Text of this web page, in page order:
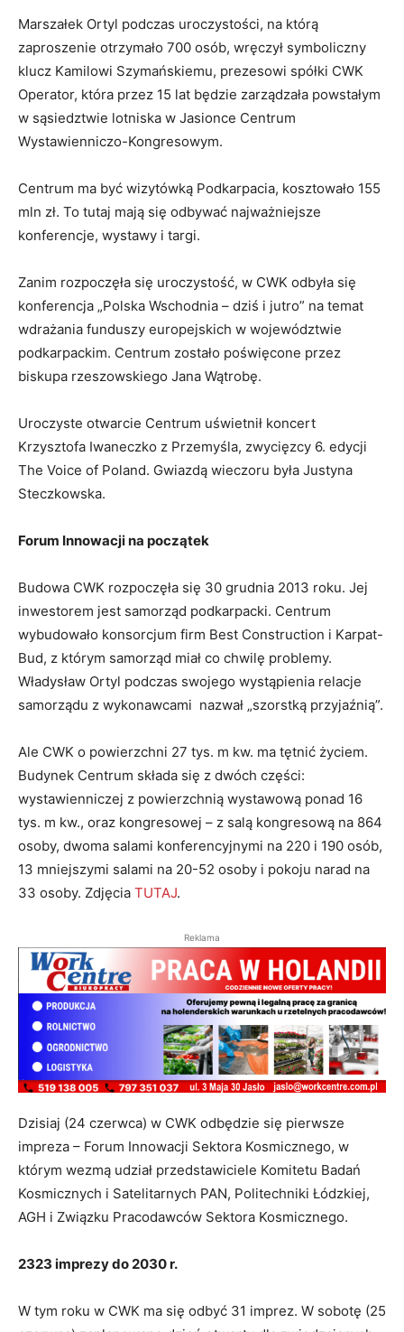
Marszałek Ortyl podczas uroczystości, na którą
zaproszenie otrzymało 700 osób, wręczył symboliczny
klucz Kamilowi Szymańskiemu, prezesowi spółki CWK
Operator, która przez 15 lat będzie zarządzała powstałym
w sąsiedztwie lotniska w Jasionce Centrum
Wystawienniczo-Kongresowym.
Centrum ma być wizytówką Podkarpacia, kosztowało 155
mln zł. To tutaj mają się odbywać najważniejsze
konferencje, wystawy i targi.
Zanim rozpoczęła się uroczystość, w CWK odbyła się
konferencja „Polska Wschodnia – dziś i jutro” na temat
wdrażania funduszy europejskich w województwie
podkarpackim. Centrum zostało poświęcone przez
biskupa rzeszowskiego Jana Wątrobę.
Uroczyste otwarcie Centrum uświetnił koncert
Krzysztofa Iwaneczko z Przemyśla, zwycięzcy 6. edycji
The Voice of Poland. Gwiazdą wieczoru była Justyna
Steczkowska.
Forum Innowacji na początek
Budowa CWK rozpoczęła się 30 grudnia 2013 roku. Jej
inwestorem jest samorząd podkarpacki. Centrum
wybudowało konsorcjum firm Best Construction i Karpat-
Bud, z którym samorząd miał co chwilę problemy.
Władysław Ortyl podczas swojego wystąpienia relacje
samorządu z wykonawcami nazwał „szorstką przyjaźnią”.
Ale CWK o powierzchni 27 tys. m kw. ma tętnić życiem.
Budynek Centrum składa się z dwóch części:
wystawienniczej z powierzchnią wystawową ponad 16
tys. m kw., oraz kongresowej – z salą kongresową na 864
osoby, dwoma salami konferencyjnymi na 220 i 190 osób,
13 mniejszymi salami na 20-52 osoby i pokoju narad na
33 osoby. Zdjęcia TUTAJ.
Reklama
Dzisiaj (24 czerwca) w CWK odbędzie się pierwsze
impreza – Forum Innowacji Sektora Kosmicznego, w
którym wezmą udział przedstawiciele Komitetu Badań
Kosmicznych i Satelitarnych PAN, Politechniki Łódzkiej,
AGH i Związku Pracodawców Sektora Kosmicznego.
2323 imprezy do 2030 r.
W tym roku w CWK ma się odbyć 31 imprez. W sobotę (25